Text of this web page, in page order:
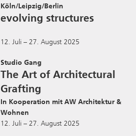
Köln/Leipzig/Berlin
evolving structures
12. Juli – 27. August 2025
Studio Gang
The Art of Architectural
Grafting
In Kooperation mit AW Architektur &
Wohnen
12. Juli – 27. August 2025